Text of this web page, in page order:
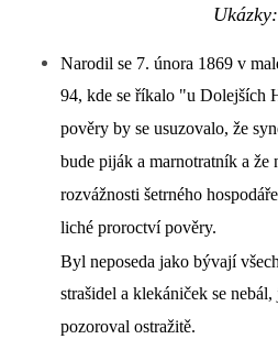
tel. 773 916
Tento projekt je realizován
města
© 2026 eStránky.cz |
Ukázky:
Narodil se 7. února 1869 v
94, kde se říkalo "u Dolejších
pověry by se usuzovalo, že
bude piják a marnotratník a
rozvážnosti šetrného
liché proroctví pověry.
Byl neposeda jako bývají
strašidel a klekániček se
pozoroval ostražitě.